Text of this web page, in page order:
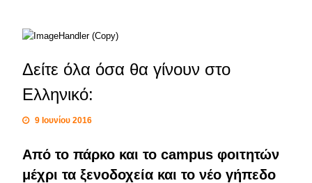
Δείτε όλα όσα θα γίνουν στο
Ελληνικό:
9 Ιουνίου 2016
Από το πάρκο και το campus φοιτητών
μέχρι τα ξενοδοχεία και το νέο γήπεδο